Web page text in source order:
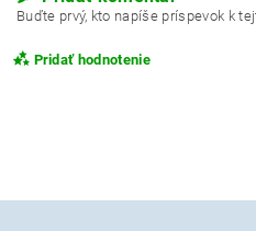
Buďte prvý, kto napíše príspevok k
Pridať hodnotenie